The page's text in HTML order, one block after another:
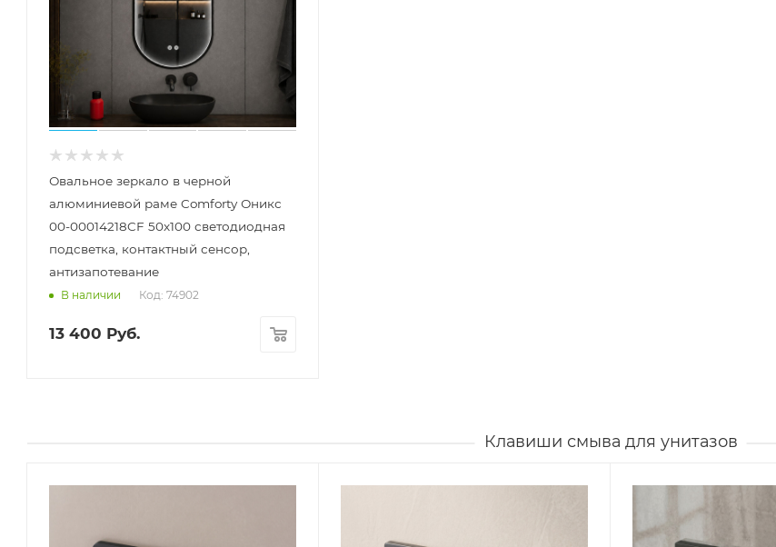
Овальное зеркало в черной
алюминиевой раме Comforty Оникс
00-00014218CF 50x100 светодиодная
подсветка, контактный сенсор,
антизапотевание
В наличии Код: 74902
13 400 Руб.
Клавиши смыва для унитазов